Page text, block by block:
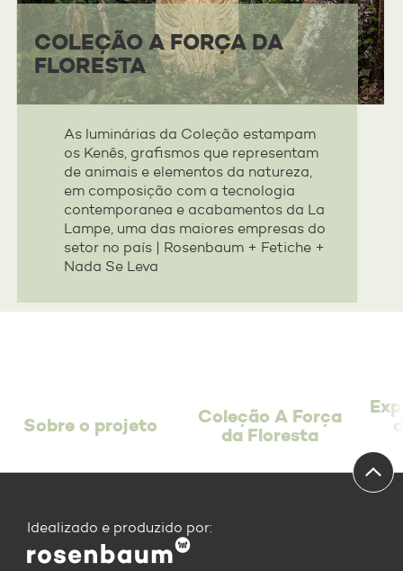
COLEÇÃO A FORÇA DA
FLORESTA
As luminárias da Coleção estampam
os Kenês, grafismos que representam
de animais e elementos da natureza,
em composição com a tecnologia
contemporanea e acabamentos da La
Lampe, uma das maiores empresas do
setor no país | Rosenbaum + Fetiche +
Nada Se Leva
Sobre o projeto
Coleção A Força
da Floresta
Idealizado e produzido por: